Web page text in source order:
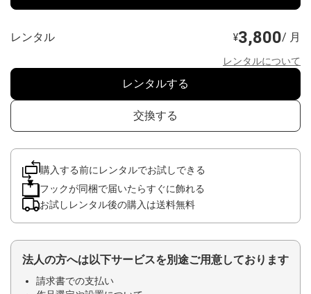
レンタル ¥3,800/ 月
レンタルについて
レンタルする
交換する
購入する前にレンタルでお試しできる
フックが同梱で届いたらすぐに飾れる
お試しレンタル後の購入は送料無料
法人の方へは以下サービスを別途ご用意しております
請求書での支払い